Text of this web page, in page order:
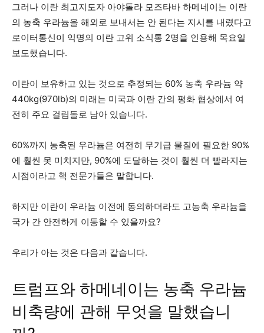
그러나 이란 최고지도자 아야톨라 모즈타바 하메네이는 이란
의 농축 우라늄을 해외로 보내서는 안 된다는 지시를 내렸다고
로이터통신이 익명의 이란 고위 소식통 2명을 인용해 목요일
보도했습니다.
이란이 보유하고 있는 것으로 추정되는 60% 농축 우라늄 약
440kg(970lb)의 미래는 미국과 이란 간의 평화 협상에서 여
전히 주요 걸림돌로 남아 있습니다.
60%까지 농축된 우라늄은 여전히 ​​무기급 물질에 필요한 90%
에 훨씬 못 미치지만, 90%에 도달하는 것이 훨씬 더 빨라지는
시점이라고 핵 전문가들은 말합니다.
하지만 이란이 우라늄 이전에 동의하더라도 고농축 우라늄을
국가 간 안전하게 이동할 수 있을까요?
우리가 아는 것은 다음과 같습니다.
트럼프와 하메네이는 농축 우라늄
비축량에 관해 무엇을 말했습니